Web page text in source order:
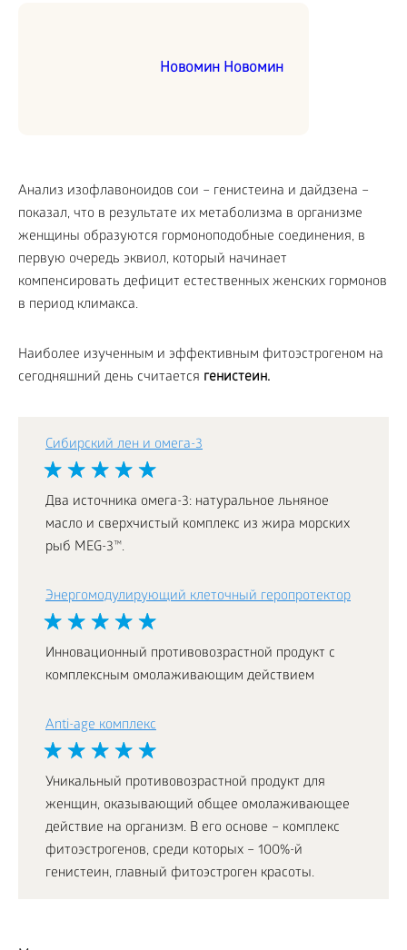
Новомин Новомин
Анализ изофлавоноидов сои – генистеина и дайдзена –
показал, что в результате их метаболизма в организме
женщины образуются гормоноподобные соединения, в
первую очередь эквиол, который начинает
компенсировать дефицит естественных женских гормонов
в период климакса.
Наиболее изученным и эффективным фитоэстрогеном на
сегодняшний день считается генистеин.
Сибирский лен и омега-3
Два источника омега-3: натуральное льняное
масло и cверхчистый комплекс из жира морских
рыб MEG-3™.
Энергомодулирующий клеточный геропротектор
Инновационный противовозрастной продукт с
комплексным омолаживающим действием
Аnti-age комплекс
Уникальный противовозрастной продукт для
женщин, оказывающий общее омолаживающее
действие на организм. В его основе – комплекс
фитоэстрогенов, среди которых – 100%-й
генистеин, главный фитоэстроген красоты.